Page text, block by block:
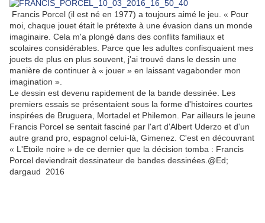
Francis Porcel (il est né en 1977) a toujours aimé le jeu. « Pour
moi, chaque jouet était le prétexte à une évasion dans un monde
imaginaire. Cela m'a plongé dans des conflits familiaux et
scolaires considérables. Parce que les adultes confisquaient mes
jouets de plus en plus souvent, j'ai trouvé dans le dessin une
manière de continuer à « jouer » en laissant vagabonder mon
imagination ».
Le dessin est devenu rapidement de la bande dessinée. Les
premiers essais se présentaient sous la forme d'histoires courtes
inspirées de Bruguera, Mortadel et Philemon. Par ailleurs le jeune
Francis Porcel se sentait fasciné par l'art d'Albert Uderzo et d'un
autre grand pro, espagnol celui-là, Gimenez. C'est en découvrant
« L'Etoile noire » de ce dernier que la décision tomba : Francis
Porcel deviendrait dessinateur de bandes dessinées.@Ed;
dargaud 2016